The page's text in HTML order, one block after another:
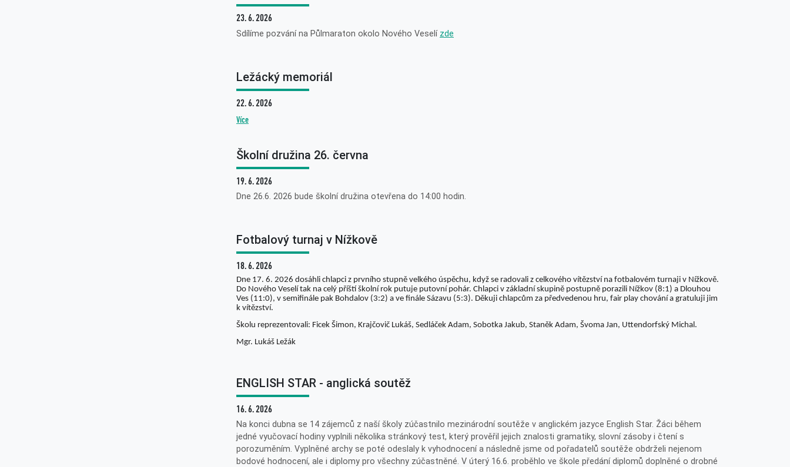
23. 6. 2026
Sdílíme pozvání na Půlmaraton okolo Nového Veselí zde
Ležácký memoriál
22. 6. 2026
Více
Školní družina 26. června
19. 6. 2026
Dne 26.6. 2026 bude školní družina otevřena do 14:00 hodin.
Fotbalový turnaj v Nížkově
18. 6. 2026
Dne 17. 6. 2026 dosáhli chlapci z prvního stupně velkého úspěchu, když se radovali z celkového vítězství na fotbalovém turnaji v Nížkově.
Do Nového Veselí tak na celý příští školní rok putuje putovní pohár. Chlapci v základní skupině postupně porazili Nížkov (8:1) a Dlouhou
Ves (11:0), v semifinále pak Bohdalov (3:2) a ve finále Sázavu (5:3). Děkuji chlapcům za předvedenou hru, fair play chování a gratuluji jim
k vítězství.
Školu reprezentovali: Ficek Šimon, Krajčovič Lukáš, Sedláček Adam, Sobotka Jakub, Staněk Adam, Švoma Jan, Uttendorfský Michal.
Mgr. Lukáš Ležák
ENGLISH STAR - anglická soutěž
16. 6. 2026
Na konci dubna se 14 zájemců z naší školy zúčastnilo mezinárodní soutěže v anglickém jazyce English Star. Žáci během
jedné vyučovací hodiny vyplnili několika stránkový test, který prověřil jejich znalosti gramatiky, slovní zásoby i čtení s
porozuměním. Vyplněné archy se poté odeslaly k vyhodnocení a následně jsme od pořadatelů soutěže obdrželi nejenom
bodové hodnocení, ale i diplomy pro všechny zúčastněné. V úterý 16.6. proběhlo ve škole předání diplomů doplněné o drobné